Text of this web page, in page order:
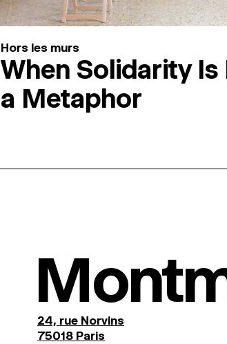
Hors les murs
When Solidarity Is
a Metaphor
24, rue Norvins
75018 Paris